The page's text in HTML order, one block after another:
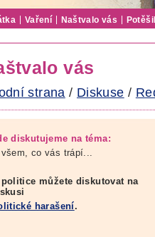
Vaření Naštvalo vás
vás
strana / Diskuse /
diskutujeme na téma:
co vás trápí...
politice můžete diskutovat na
harašení.